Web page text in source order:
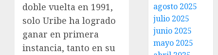
doble vuelta en 1991,
solo Uribe ha logrado
ganar en primera
instancia, tanto en su
agosto 2025
julio 2025
junio 2025
mayo 2025